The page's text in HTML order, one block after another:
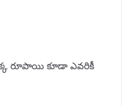
రూపాయి కూడా ఎవరికీ